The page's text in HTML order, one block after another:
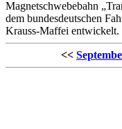
Magnetschwebebahn
dem bundesdeutschen
Krauss-Maffei entwickelt.
<<